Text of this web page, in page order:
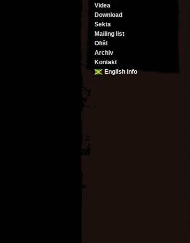
Videa
Download
Sekta
Mailing list
Ofišl
Archiv
Kontakt
English info